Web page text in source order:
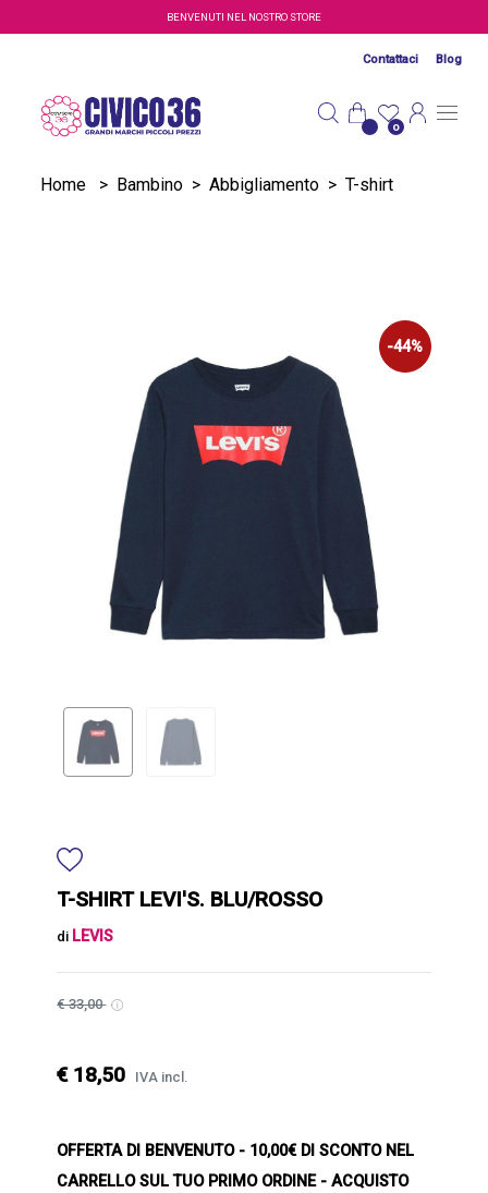
Salta al contenuto principaleBENVENUTI NEL NOSTRO STORE
Contattaci Blog
0
Home > Bambino > Abbigliamento > T-shirt
-44%
T-SHIRT LEVI'S. BLU/ROSSO
di LEVIS
€ 33,00
€ 18,50 IVA incl.
OFFERTA DI BENVENUTO- 10,00€ DI SCONTO NEL
CARRELLO SUL TUO PRIMO ORDINE - ACQUISTO